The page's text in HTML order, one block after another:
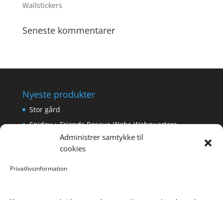
Administrer samtykke til
cookies
Privatlivsinformation
Wallstickers
Seneste kommentarer
Nyeste produkter
Stor gård
Spidey + Friends Rescue-Webs Webquarters
Forlængerkabel til håndkontrol 2×2 m.
Pokemon Skoletaske med 4 Dele
Hyggeligt fehjem med gyldent enhjørning